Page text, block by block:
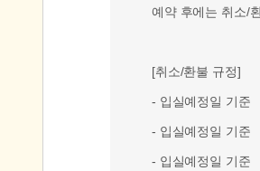
예약 후에는 취소/
[취소/환불 규정]
- 입실예정일 기
- 입실예정일 기
- 입실예정일 기